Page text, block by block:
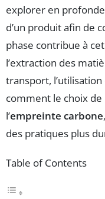
explorer en
d’un produit afin de
phase contribue à
l’extraction des
transport,
comment le choix
l’empreinte carbone
des pratiques plus
Table of Contents